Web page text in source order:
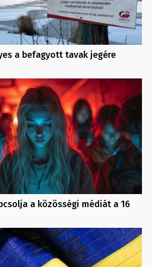
a befagyott tavak jegére
a közösségi médiát a 16